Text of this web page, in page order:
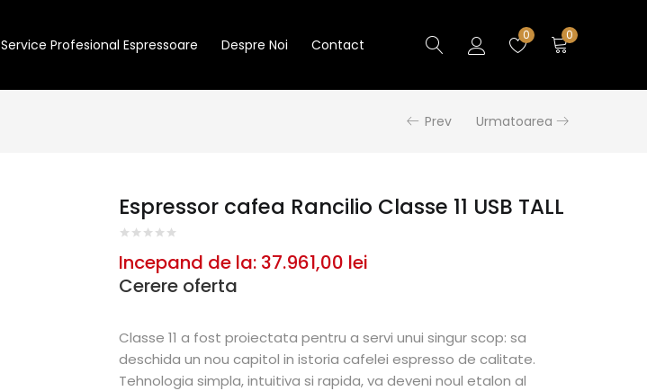
Service Profesional Espressoare Despre Noi Contact
0 0
Prev Urmatoarea
Espressor cafea Rancilio Classe 11 USB TALL
Incepand de la: 37.961,00 lei
Cerere oferta
Classe 11 a fost proiectata pentru a servi unui singur scop: sa
deschida un nou capitol in istoria cafelei espresso de calitate.
Tehnologia simpla, intuitiva si rapida, va deveni noul etalon al